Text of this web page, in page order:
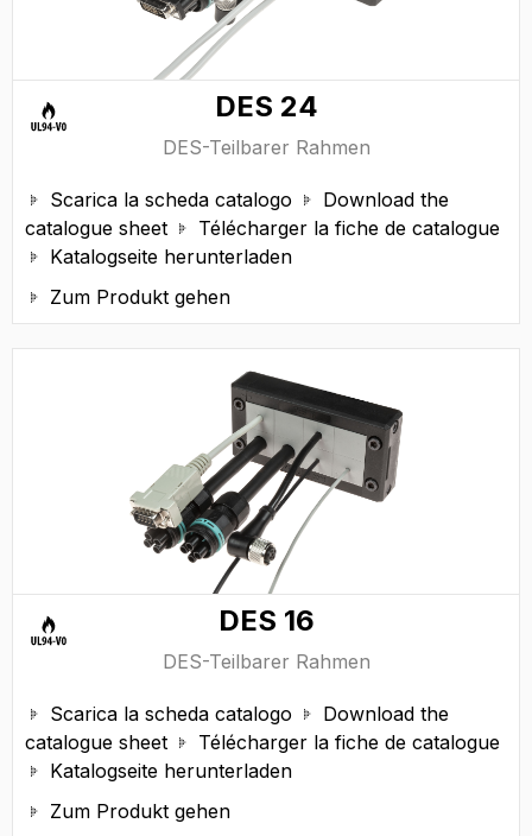
DES 24
DES-Teilbarer Rahmen
 Scarica la scheda catalogo 
Download the
catalogue sheet
 Télécharger la fiche de catalogue
 Katalogseite herunterladen
 Zum Produkt gehen
DES 16
DES-Teilbarer Rahmen
 Scarica la scheda catalogo 
Download the
catalogue sheet
 Télécharger la fiche de catalogue
 Katalogseite herunterladen
 Zum Produkt gehen